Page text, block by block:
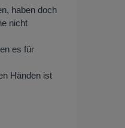
haben doch
nicht
es für
Händen ist